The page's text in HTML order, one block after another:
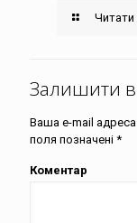
Читати
Залишити
Ваша e-mail
поля позначені *
Коментар